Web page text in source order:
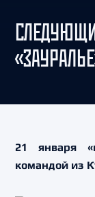
21 января
командой из